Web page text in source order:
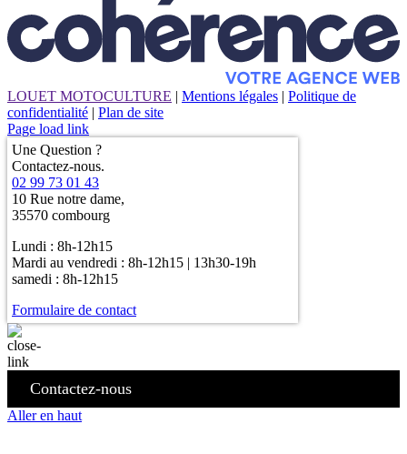
LOUET MOTOCULTURE | Mentions légales | Politique de
confidentialité | Plan de site
Page load link
Une Question ?
Contactez-nous.
02 99 73 01 43
10 Rue notre dame,
35570 combourg
Lundi : 8h-12h15
Mardi au vendredi : 8h-12h15 | 13h30-19h
samedi : 8h-12h15
Formulaire de contact
Contactez-nous
Aller en haut